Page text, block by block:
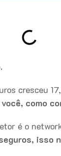
cresceu
como
é o
isso